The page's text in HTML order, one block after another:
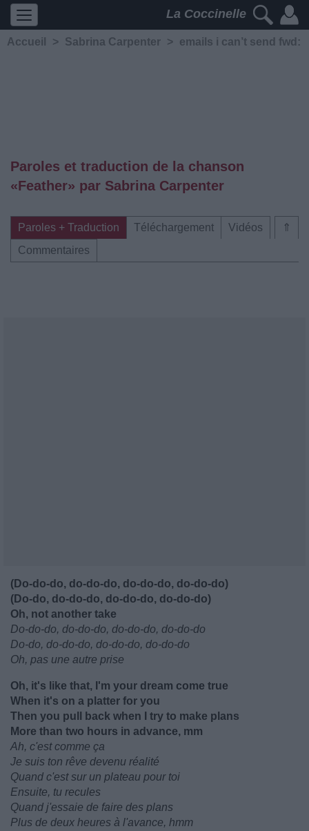
La Coccinelle
Accueil > Sabrina Carpenter > emails i can’t send fwd:
Paroles et traduction de la chanson
«Feather» par Sabrina Carpenter
⇑
Paroles + Traduction Téléchargement
Vidéos
Commentaires
(Do-do-do, do-do-do, do-do-do, do-do-do)
(Do-do, do-do-do, do-do-do, do-do-do)
Oh, not another take
Do-do-do, do-do-do, do-do-do, do-do-do
Do-do, do-do-do, do-do-do, do-do-do
Oh, pas une autre prise
Oh, it's like that, I'm your dream come true
When it's on a platter for you
Then you pull back when I try to make plans
More than two hours in advance, mm
Ah, c'est comme ça
Je suis ton rêve devenu réalité
Quand c'est sur un plateau pour toi
Ensuite, tu recules
Quand j'essaie de faire des plans
Plus de deux heures à l'avance, hmm